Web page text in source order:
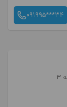
091995***34